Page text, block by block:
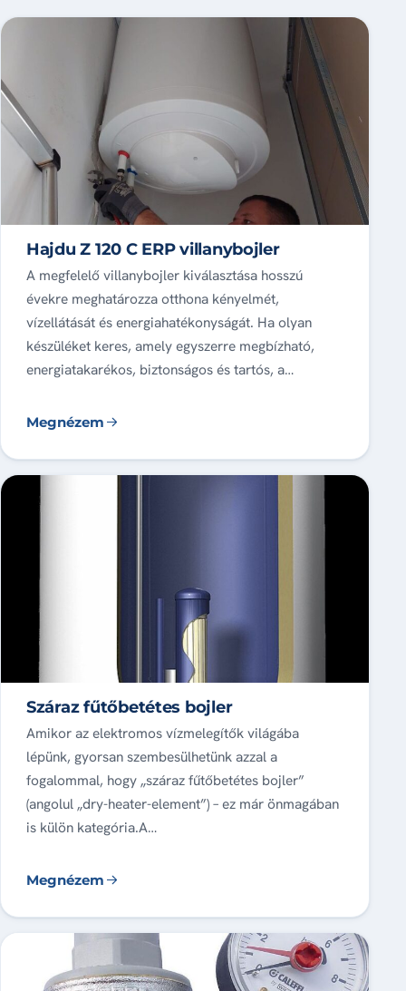
Hajdu Z 120 C ERP villanybojler
A megfelelő villanybojler kiválasztása hosszú
évekre meghatározza otthona kényelmét,
vízellátását és energiahatékonyságát. Ha olyan
készüléket keres, amely egyszerre megbízható,
energiatakarékos, biztonságos és tartós, a…
Megnézem
Száraz fűtőbetétes bojler
Amikor az elektromos vízmelegítők világába
lépünk, gyorsan szembesülhetünk azzal a
fogalommal, hogy „száraz fűtőbetétes bojler”
(angolul „dry-heater-element”) – ez már önmagában
is külön kategória.A…
Megnézem